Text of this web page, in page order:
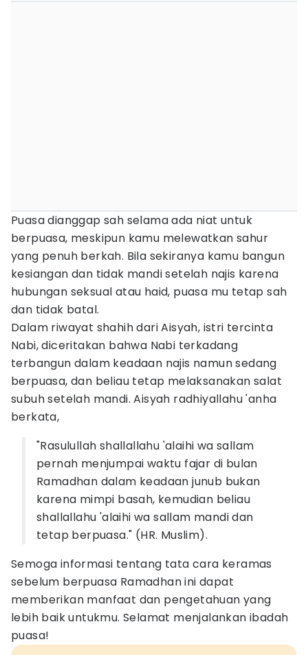
Puasa dianggap sah selama ada niat untuk
berpuasa, meskipun kamu melewatkan sahur
yang penuh berkah. Bila sekiranya kamu bangun
kesiangan dan tidak mandi setelah najis karena
hubungan seksual atau haid, puasa mu tetap sah
dan tidak batal.
Dalam riwayat shahih dari Aisyah, istri tercinta
Nabi, diceritakan bahwa Nabi terkadang
terbangun dalam keadaan najis namun sedang
berpuasa, dan beliau tetap melaksanakan salat
subuh setelah mandi. Aisyah radhiyallahu 'anha
berkata,
"Rasulullah shallallahu 'alaihi wa sallam
pernah menjumpai waktu fajar di bulan
Ramadhan dalam keadaan junub bukan
karena mimpi basah, kemudian beliau
shallallahu 'alaihi wa sallam mandi dan
tetap berpuasa." (HR. Muslim).
Semoga informasi tentang tata cara keramas
sebelum berpuasa Ramadhan ini dapat
memberikan manfaat dan pengetahuan yang
lebih baik untukmu. Selamat menjalankan ibadah
puasa!